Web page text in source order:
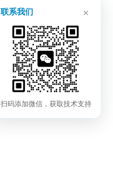
联系我们 ×
扫码添加微信，获取技术支持